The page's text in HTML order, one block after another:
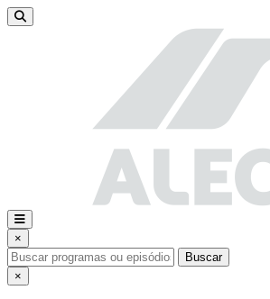
×
Buscar
×